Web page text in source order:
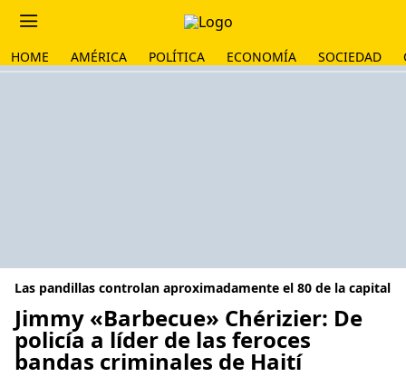
HOME AMÉRICA POLÍTICA ECONOMÍA SOCIEDAD
Las pandillas controlan aproximadamente el 80 de la capital
Jimmy «Barbecue» Chérizier: De
policía a líder de las feroces
bandas criminales de Haití